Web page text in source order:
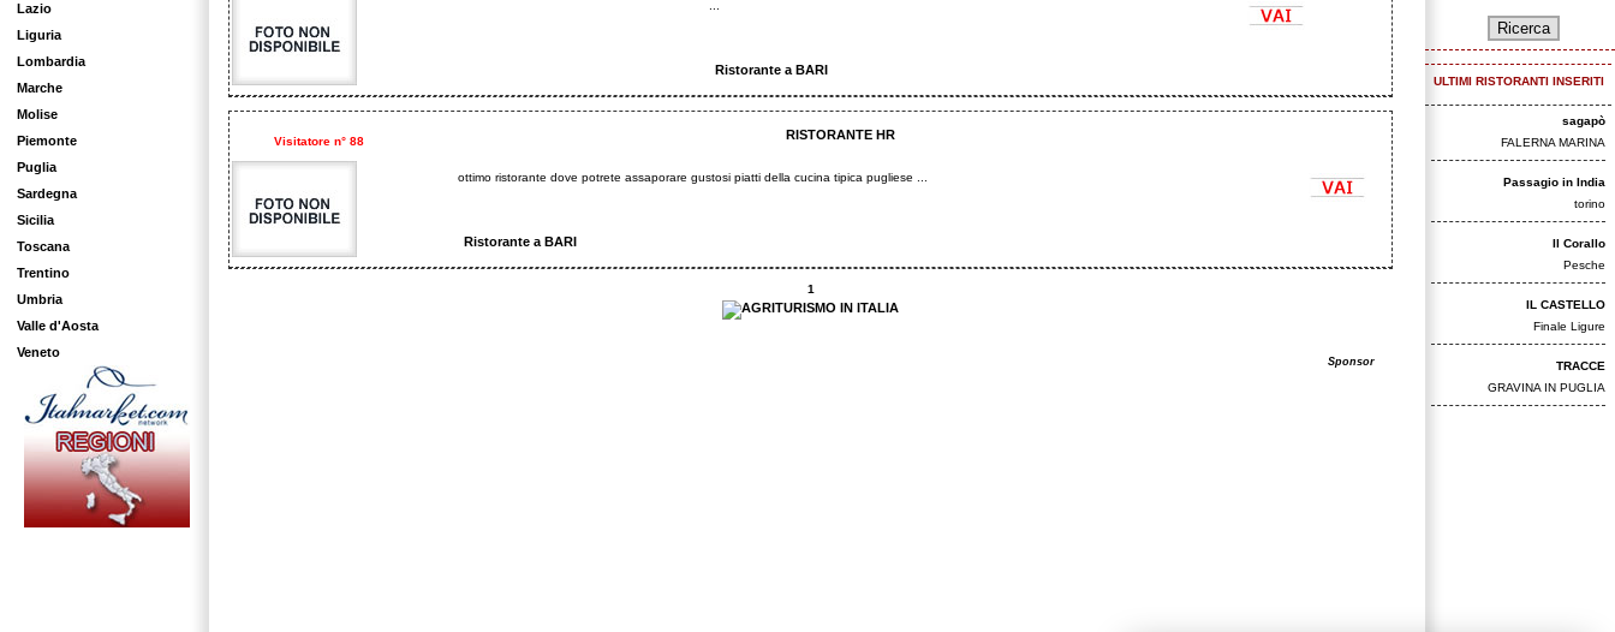
Lazio
Liguria
Lombardia
Marche
Molise
Piemonte
Puglia
Sardegna
Sicilia
Toscana
Trentino
Umbria
Valle d'Aosta
Veneto
ULTIMI RISTORANTI INSERITI
sagapò
FALERNA MARINA
Passagio in India
torino
Il Corallo
Pesche
IL CASTELLO
Finale Ligure
TRACCE
GRAVINA IN PUGLIA
Ristorante a BARI
Visitatore n° 88 RISTORANTE HR
ottimo ristorante dove potrete assaporare gustosi piatti della cucina tipica pugliese ...
Ristorante a BARI
1
Sponsor